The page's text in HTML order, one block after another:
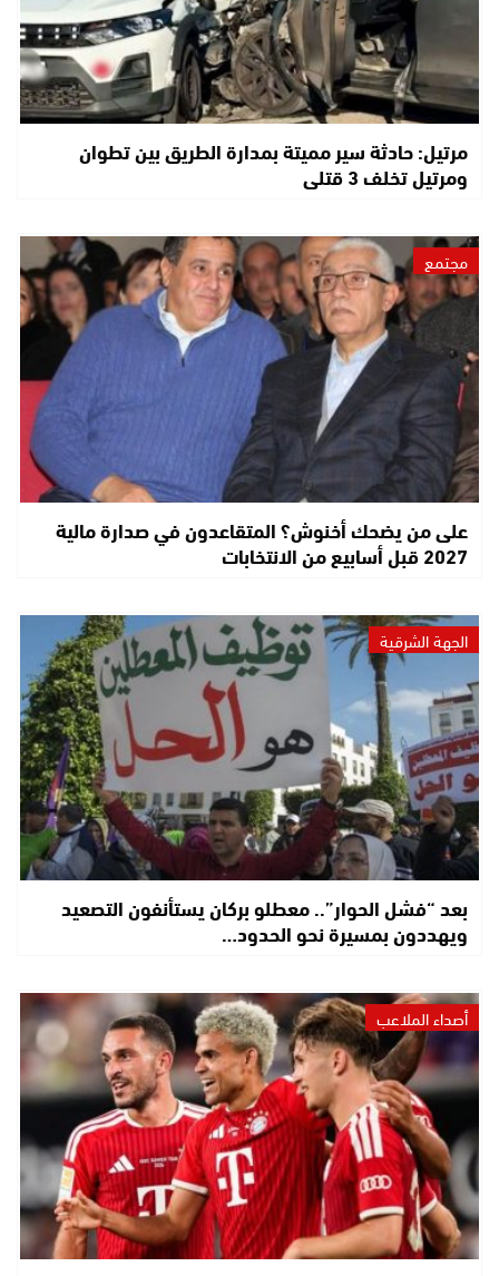
مرتيل: حادثة سير مميتة بمدارة الطريق بين تطوان
ومرتيل تخلف 3 قتلى
مجتمع
على من يضحك أخنوش؟ المتقاعدون في صدارة مالية
2027 قبل أسابيع من الانتخابات
الجهة الشرقية
بعد “فشل الحوار”.. معطلو بركان يستأنفون التصعيد
ويهددون بمسيرة نحو الحدود…
أصداء الملاعب